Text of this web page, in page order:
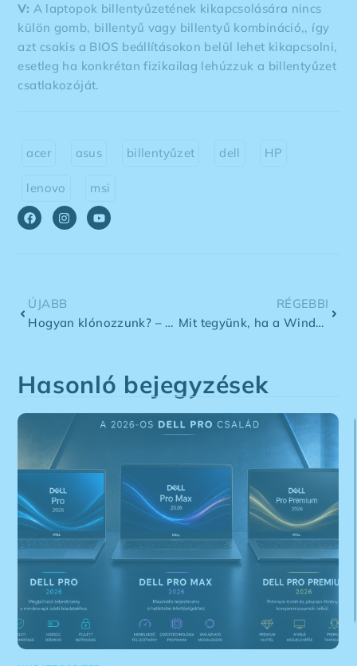
V: A laptopok billentyűzetének kikapcsolására nincs
külön gomb, billentyű vagy billentyű kombináció,, így
azt csakis a BIOS beállításokon belül lehet kikapcsolni,
esetleg ha konkrétan fizikailag lehúzzuk a billentyűzet
csatlakozóját.
acer asus billentyűzet dell HP
lenovo msi
ÚJABB
Hogyan klónozzunk? – SSD klónozás
RÉGEBBI
Mit tegyünk, ha a Windows 10 szerint lejárt a nem létező jelszavunk?
Hasonló bejegyzések